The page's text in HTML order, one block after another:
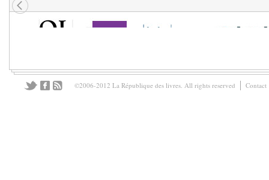
©2006-2012 La République des livres. All rights reserved Contact